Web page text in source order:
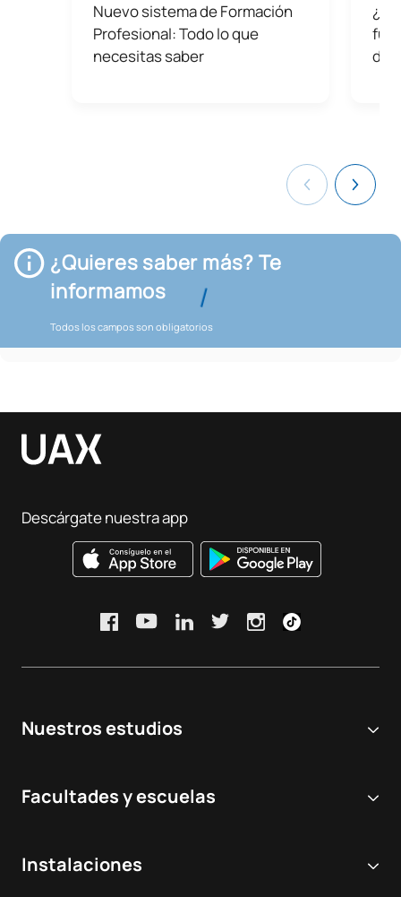
Nuevo sistema de Formación
Profesional: Todo lo que
necesitas saber
de
¿Quieres saber más? Te
informamos
Todos los campos son obligatorios
Nuestros estudios
Grados Universitarios
Facultades y escuelas
Instalaciones
Descárgate nuestra app